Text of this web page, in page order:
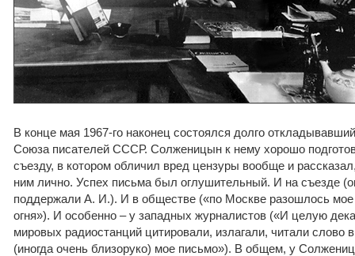
В конце мая 1967-го наконец состоялся долго
Союза писателей СССР. Солженицын к нему хорошо
съезду, в котором обличил вред цензуры вообще и
ним лично. Успех письма был оглушительный. И на съезде
поддержали А. И.). И в обществе («по Москве разошлось
огня»). И особенно – у западных журналистов («И целую
мировых радиостанций цитировали, излагали, читали слово
(иногда очень близоруко) мое письмо»). В общем, у